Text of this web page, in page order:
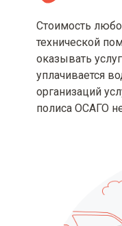
Стоимость
технической
оказывать
уплачивается
организаций
полиса ОСАГО